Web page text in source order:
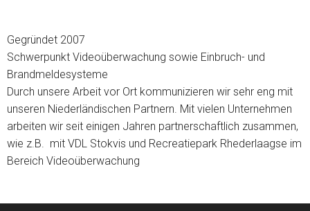
Gegründet 2007
Schwerpunkt Videoüberwachung sowie Einbruch- und
Brandmeldesysteme
Durch unsere Arbeit vor Ort kommunizieren wir sehr eng mit
unseren Niederländischen Partnern. Mit vielen Unternehmen
arbeiten wir seit einigen Jahren partnerschaftlich zusammen,
wie z.B. mit VDL Stokvis und Recreatiepark Rhederlaagse im
Bereich Videoüberwachung